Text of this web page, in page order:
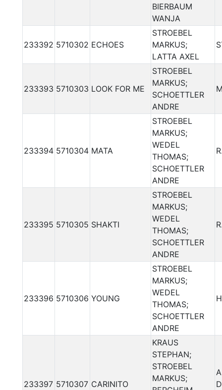
BIERBAUM
WANJA
233392 5710302 ECHOES
STROEBEL
MARKUS;
LATTA AXEL
233393 5710303 LOOK FOR ME
STROEBEL
MARKUS;
SCHOETTLER
ANDRE
233394 5710304 MATA
STROEBEL
MARKUS;
WEDEL
THOMAS;
SCHOETTLER
ANDRE
233395 5710305 SHAKTI
STROEBEL
MARKUS;
WEDEL
THOMAS;
SCHOETTLER
ANDRE
233396 5710306 YOUNG
STROEBEL
MARKUS;
WEDEL
THOMAS;
SCHOETTLER
ANDRE
233397 5710307 CARINITO
KRAUS
STEPHAN;
STROEBEL
MARKUS;